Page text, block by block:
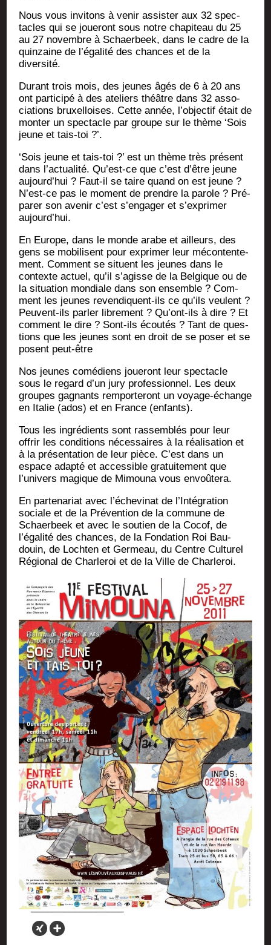
Nous vous invi­tons à venir assis­ter aux 32 spec­
tacles qui se joue­ront sous notre cha­pi­teau du 25
au 27 novembre à Schaer­beek, dans le cadre de la
quin­zaine de l’égalité des chances et de la
diversité.
Durant trois mois, des jeunes âgés de 6 à 20 ans
ont par­ti­ci­pé à des ate­liers théâtre dans 32 asso­
cia­tions bruxel­loises. Cette année, l’objectif était de
mon­ter un spec­tacle par groupe sur le thème ‘Sois
jeune et tais-toi ?’.
‘Sois jeune et tais-toi ?’ est un thème très pré­sent
dans l’actualité. Qu’est-ce que c’est d’être jeune
aujourd’hui ? Faut-il se taire quand on est jeune ?
N’est-ce pas le moment de prendre la parole ? Pré­
pa­rer son ave­nir c’est s’engager et s’exprimer
aujourd’hui.
En Europe, dans le monde arabe et ailleurs, des
gens se mobi­lisent pour expri­mer leur mécon­ten­te­
ment. Com­ment se situent les jeunes dans le
contexte actuel, qu’il s’agisse de la Bel­gique ou de
la situa­tion mon­diale dans son ensemble ? Com­
ment les jeunes reven­diquent-ils ce qu’ils veulent ?
Peuvent-ils par­ler libre­ment ? Qu’ont-ils à dire ? Et
com­ment le dire ? Sont-ils écou­tés ? Tant de ques­
tions que les jeunes sont en droit de se poser et se
posent peut-être
Nos jeunes comé­diens joue­ront leur spec­tacle
sous le regard d’un jury pro­fes­sion­nel. Les deux
groupes gagnants rem­por­te­ront un voyage-échange
en Ita­lie (ados) et en France (enfants).
Tous les ingré­dients sont ras­sem­blés pour leur
offrir les condi­tions néces­saires à la réa­li­sa­tion et
à la pré­sen­ta­tion de leur pièce. C’est dans un
espace adap­té et acces­sible gra­tui­te­ment que
l’univers magique de Mimou­na vous envoûtera.
En par­te­na­riat avec l’échevinat de l’Intégration
sociale et de la Pré­ven­tion de la com­mune de
Schaer­beek et avec le sou­tien de la Cocof, de
l’égalité des chances, de la Fon­da­tion Roi Bau­
douin, de Loch­ten et Ger­meau, du Centre Cultu­rel
Régio­nal de Char­le­roi et de la Ville de Charleroi.